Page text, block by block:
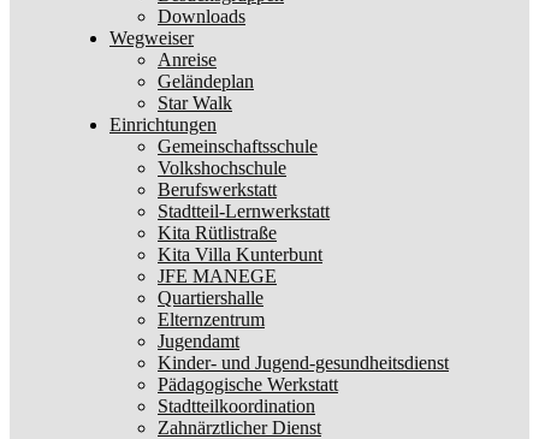
Downloads
Wegweiser
Anreise
Geländeplan
Star Walk
Einrichtungen
Gemeinschaftsschule
Volkshochschule
Berufswerkstatt
Stadtteil-Lernwerkstatt
Kita Rütlistraße
Kita Villa Kunterbunt
JFE MANEGE
Quartiershalle
Elternzentrum
Jugendamt
Kinder- und Jugend-gesundheitsdienst
Pädagogische Werkstatt
Stadtteilkoordination
Zahnärztlicher Dienst